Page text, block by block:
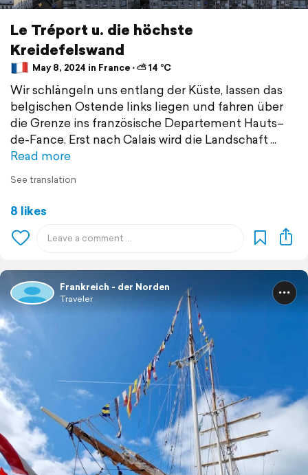
Le Tréport u. die höchste
Kreidefelswand
May 8, 2024 in France ⋅ ⛅ 14 °C
Wir schlängeln uns entlang der Küste, lassen das
belgischen Ostende links liegen und fahren über
die Grenze ins französische Departement Hauts–
de-Fance. Erst nach Calais wird die Landschaft
Read more
See translation
8 likes
Frankreich - der Norden
Traveler